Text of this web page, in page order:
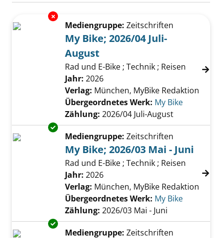
Suchergebnis
Zu den Suchfiltern springen
Exemplar-Details von My Bike; 2026/04 Juli-
Mediengruppe: Zeitschriften
My Bike; 2026/04 Juli-
August
Rad und E-Bike ; Technik ; Reisen
Suche nach diesem Verfasser
Jahr: 2026
Verlag: München, MyBike Redaktion
Übergeordnetes Werk: My Bike
Zählung: 2026/04 Juli-August
Exemplar-Details von My Bike; 2026/03 Mai -
Mediengruppe: Zeitschriften
My Bike; 2026/03 Mai - Juni
Rad und E-Bike ; Technik ; Reisen
Suche nach diesem Verfasser
Jahr: 2026
Verlag: München, MyBike Redaktion
Übergeordnetes Werk: My Bike
Zählung: 2026/03 Mai - Juni
Exemplar-Details von My Bike; 2026/02
Mediengruppe: Zeitschriften